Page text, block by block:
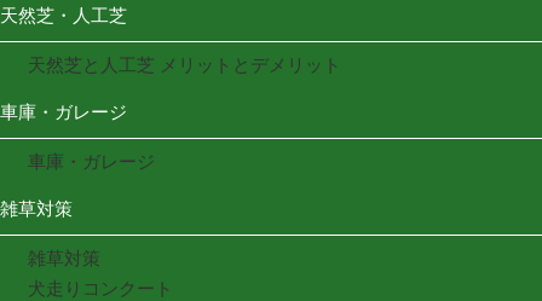
天然芝・人工芝
天然芝と人工芝 メリットとデメリット
車庫・ガレージ
車庫・ガレージ
雑草対策
雑草対策
犬走りコンクート